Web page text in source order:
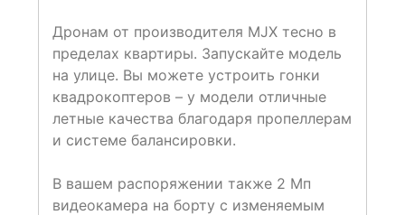
Дронам от производителя MJX тесно в
пределах квартиры. Запускайте модель
на улице. Вы можете устроить гонки
квадрокоптеров – у модели отличные
летные качества благодаря пропеллерам
и системе балансировки.
В вашем распоряжении также 2 Мп
видеокамера на борту с изменяемым